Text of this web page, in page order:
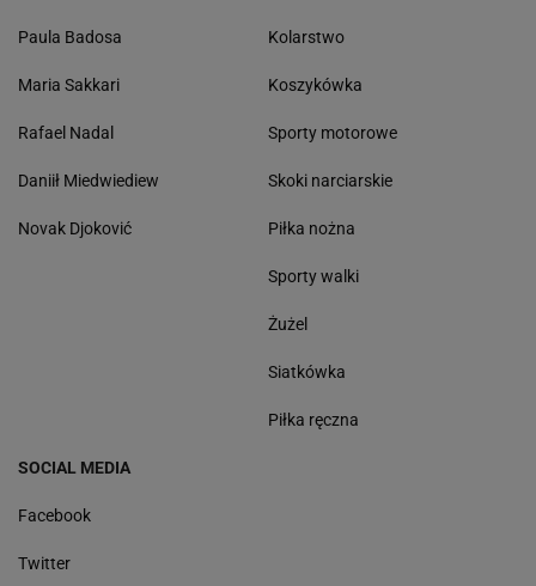
Paula Badosa
Maria Sakkari
Rafael Nadal
Daniił Miedwiediew
Novak Djoković
Kolarstwo
Koszykówka
Sporty motorowe
Skoki narciarskie
Piłka nożna
Sporty walki
Żużel
Siatkówka
Piłka ręczna
SOCIAL MEDIA
Facebook
Twitter